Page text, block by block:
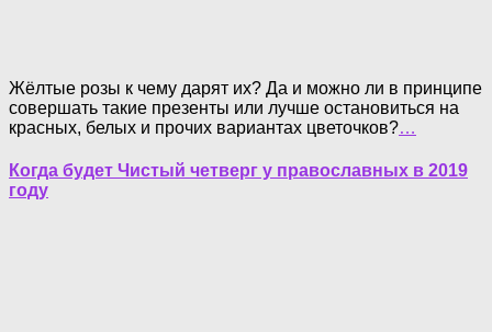
Жёлтые розы к чему дарят их? Да и можно ли в принципе
совершать такие презенты или лучше остановиться на
красных, белых и прочих вариантах цветочков?…
Когда будет Чистый четверг у православных в 2019
году